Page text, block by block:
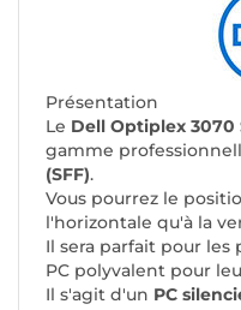
Présentation
Le Dell Optiplex 3070
gamme
(SFF).
Vous pourrez le
l'horizontale qu'à la
Il sera parfait pour
PC polyvalent pour
Il s'agit d'un PC